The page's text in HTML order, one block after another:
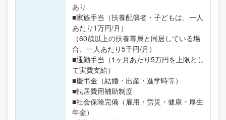
あり
■家族手当（扶養配偶者・子どもは、一人
あたり1万円/月）
（60歳以上の扶養尊属と同居している場
合、一人あたり5千円/月）
■通勤手当（1ヶ月あたり5万円を上限とし
て実費支給）
■慶弔金（結婚・出産・進学時等）
■転居費用補助制度
■社会保険完備（雇用・労災・健康・厚生
年金）